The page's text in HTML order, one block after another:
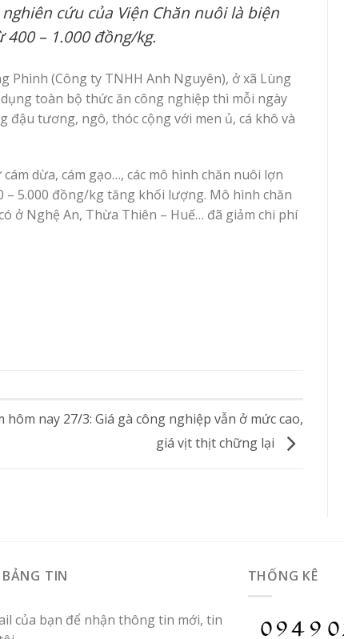
cứu của Viện Chăn nuôi là biện
– 1.000 đồng/kg.
(Công ty TNHH Anh Nguyên), ở xã Lùng
toàn bộ thức ăn công nghiệp thì mỗi ngày
tương, ngô, thóc cộng với men ủ, cá khô và
dừa, cám gạo…, các mô hình chăn nuôi lợn
– 5.000 đồng/kg tăng khối lượng. Mô hình chăn
ở Nghệ An, Thừa Thiên – Huế… đã giảm chi phí
hôm nay 27/3: Giá gà công nghiệp vẫn ở mức cao,
giá vịt thịt chững lại
TIN
của bạn để nhận thông tin mới, tin
THỐNG KÊ